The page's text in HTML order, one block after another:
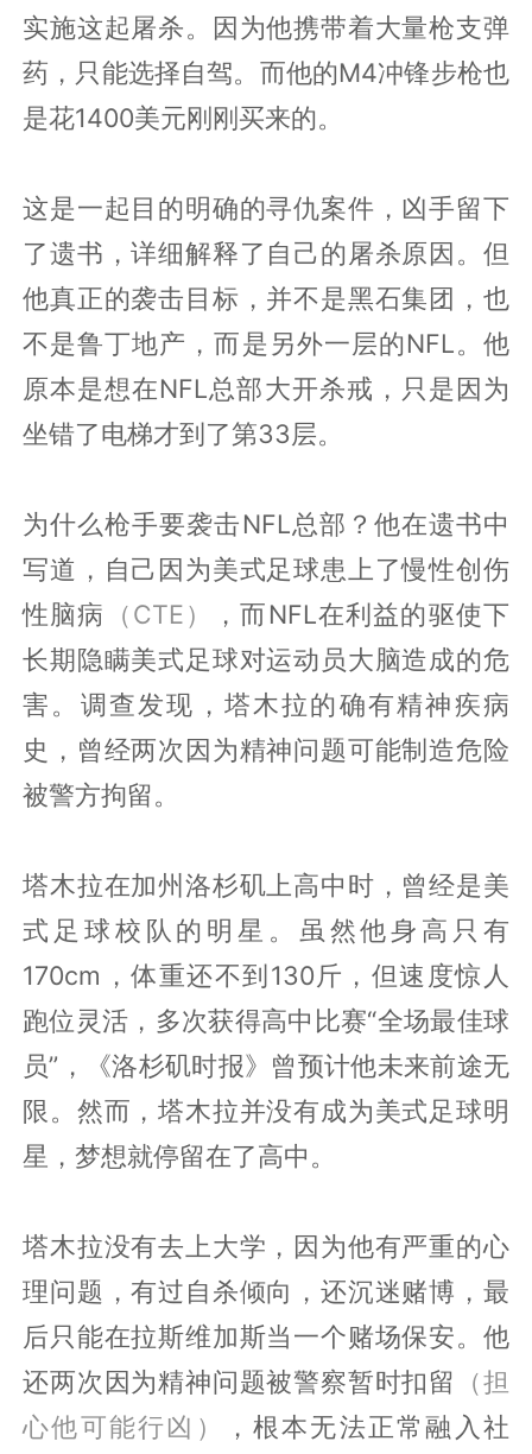
实施这起屠杀。因为他携带着大量枪支弹
药，只能选择自驾。而他的M4冲锋步枪也
是花1400美元刚刚买来的。
这是一起目的明确的寻仇案件，凶手留下
了遗书，详细解释了自己的屠杀原因。但
他真正的袭击目标，并不是黑石集团，也
不是鲁丁地产，而是另外一层的NFL。他
原本是想在NFL总部大开杀戒，只是因为
坐错了电梯才到了第33层。
为什么枪手要袭击NFL总部？他在遗书中
写道，自己因为美式足球患上了慢性创伤
性脑病
（CTE）
，而NFL在利益的驱使下
长期隐瞒美式足球对运动员大脑造成的危
害。调查发现，塔木拉的确有精神疾病
史，曾经两次因为精神问题可能制造危险
被警方拘留。
塔木拉在加州洛杉矶上高中时，曾经是美
式足球校队的明星。虽然他身高只有
170cm，体重还不到130斤，但速度惊人
跑位灵活，多次获得高中比赛“全场最佳球
员”，《洛杉矶时报》曾预计他未来前途无
限。然而，塔木拉并没有成为美式足球明
星，梦想就停留在了高中。
塔木拉没有去上大学，因为他有严重的心
理问题，有过自杀倾向，还沉迷赌博，最
后只能在拉斯维加斯当一个赌场保安。他
还两次因为精神问题被警察暂时扣留
（担
心他可能行凶）
，根本无法正常融入社